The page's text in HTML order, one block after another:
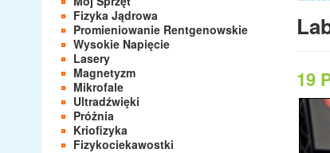
Fizyka Jądrowa
Promieniowanie Rentgenowskie
Wysokie Napięcie
Lasery
Magnetyzm
Mikrofale
Ultradźwięki
Próżnia
Kriofizyka
Fizykociekawostki
-
-
19